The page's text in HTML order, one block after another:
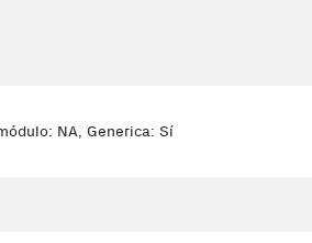
NA, Generica: Sí